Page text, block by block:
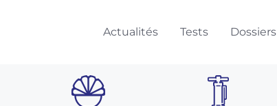
Actualités Tests Dossiers